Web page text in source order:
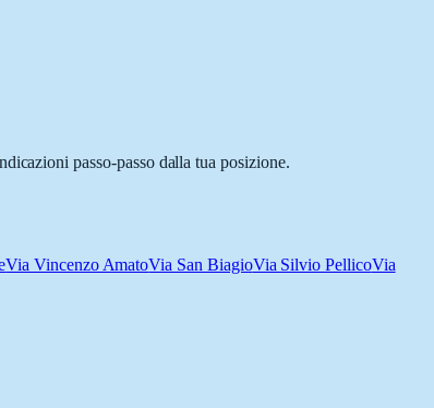
passo-passo dalla tua posizione.
Via Vincenzo AmatoVia San BiagioVia Silvio PellicoVia